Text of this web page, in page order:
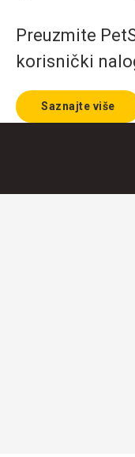
Preuzmite
korisnički
Saznajte više